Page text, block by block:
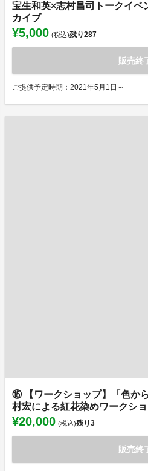
宝生和英×志村昌司トークイ
カイブ
¥5,000 (税込)残り287
販売終
ご提供予定時期：2021年5月1日～
⑮ 【ワークショップ】「色か
村宏による紅花染めワークショ
¥20,000 (税込)残り3
販売終